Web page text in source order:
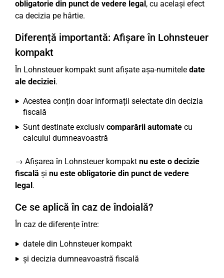
obligatorie din punct de vedere legal, cu același efect
ca decizia pe hârtie.
Diferență importantă: Afișare în Lohnsteuer
kompakt
În Lohnsteuer kompakt sunt afișate așa-numitele date
ale deciziei.
Acestea conțin doar informații selectate din decizia
fiscală
Sunt destinate exclusiv comparării automate cu
calculul dumneavoastră
→ Afișarea în Lohnsteuer kompakt nu este o decizie
fiscală și nu este obligatorie din punct de vedere
legal.
Ce se aplică în caz de îndoială?
În caz de diferențe între:
datele din Lohnsteuer kompakt
și decizia dumneavoastră fiscală